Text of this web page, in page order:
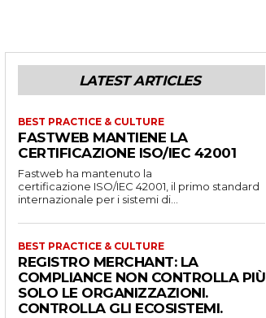
LATEST ARTICLES
BEST PRACTICE & CULTURE
FASTWEB MANTIENE LA
CERTIFICAZIONE ISO/IEC 42001
Fastweb ha mantenuto la
certificazione ISO/IEC 42001, il primo standard
internazionale per i sistemi di...
BEST PRACTICE & CULTURE
REGISTRO MERCHANT: LA
COMPLIANCE NON CONTROLLA PIÙ
SOLO LE ORGANIZZAZIONI.
CONTROLLA GLI ECOSISTEMI.